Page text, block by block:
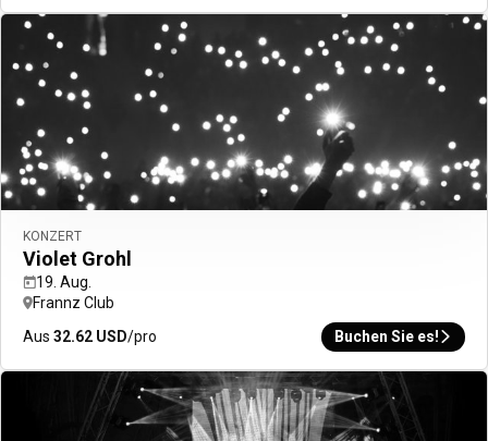
Startseite
Limitless
Travel guide
Berlin
Berlin
KONZERT
Violet Grohl
19. Aug.
Frannz Club
Aus 32.62 USD/pro Buchen Sie es!